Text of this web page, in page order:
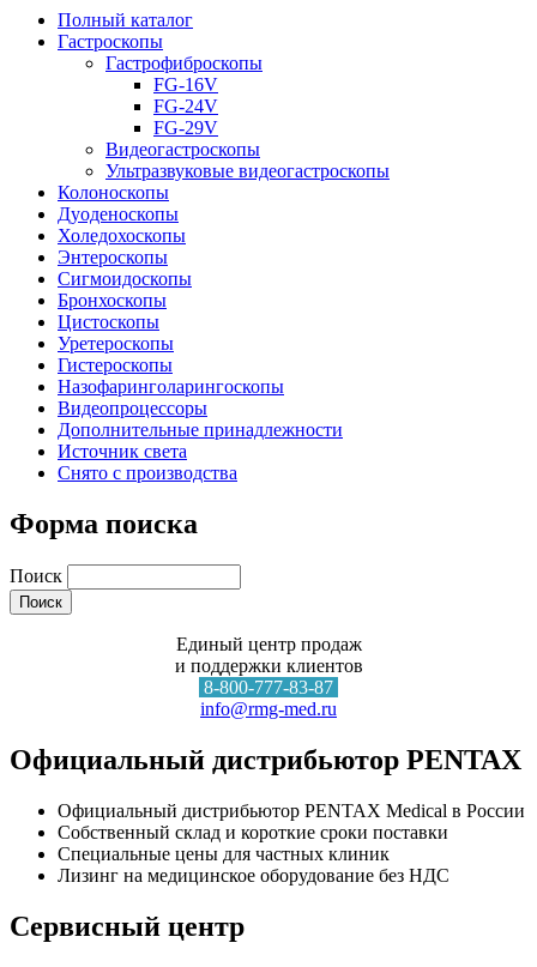
Полный каталог
Гастроскопы
Гастрофиброскопы
FG-16V
FG-24V
FG-29V
Видеогастроскопы
Ультразвуковые видеогастроскопы
Колоноскопы
Дуоденоскопы
Холедохоскопы
Энтероскопы
Сигмоидоскопы
Бронхоскопы
Цистоскопы
Уретероскопы
Гистероскопы
Назофаринголарингоскопы
Видеопроцессоры
Дополнительные принадлежности
Источник света
Снято с производства
Форма поиска
Поиск
Единый центр продаж
и поддержки клиентов
8-800-777-83-87
info@rmg-med.ru
Официальный дистрибьютор PENTAX
Официальный дистрибьютор PENTAX Medical в России
Собственный склад и короткие сроки поставки
Специальные цены для частных клиник
Лизинг на медицинское оборудование без НДС
Сервисный центр